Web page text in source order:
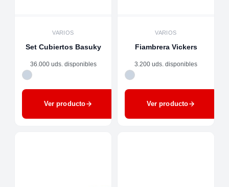
VARIOS
Set Cubiertos Basuky
36.000 uds. disponibles
Ver producto
VARIOS
Fiambrera Vickers
3.200 uds. disponibles
Ver producto